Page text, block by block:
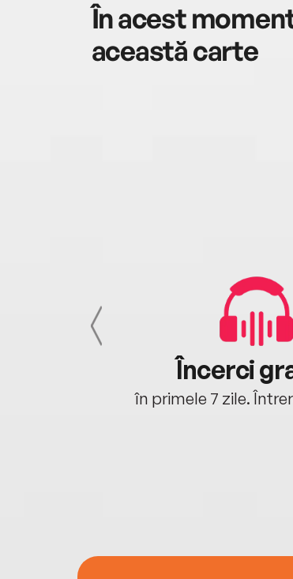
În acest
această carte
Încerci
în primele 7 zile.